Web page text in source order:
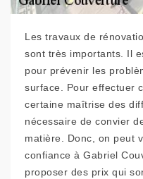
Les travaux de
sont très importants. Il
pour prévenir les
surface. Pour effectuer
certaine maîtrise des
nécessaire de convier
matière. Donc, on peut
confiance à Gabriel
proposer des prix qui